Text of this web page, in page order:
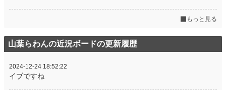
もっと見る
山葉らわんの近況ボードの更新履歴
2024-12-24 18:52:22
イブですね